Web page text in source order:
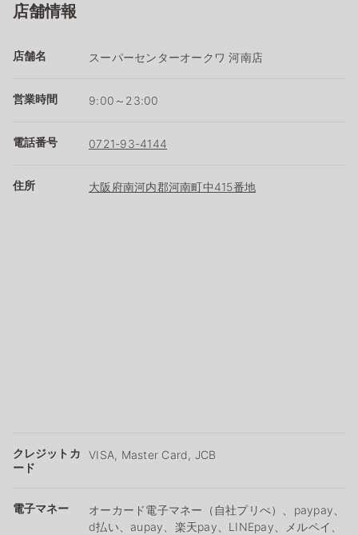
店舗情報
店舗名 スーパーセンターオークワ 河南店
営業時間 9:00～23:00
電話番号 0721-93-4144
住所 大阪府南河内郡河南町中415番地
クレジットカ
ード
VISA, Master Card, JCB
電子マネー
オーカード電子マネー（自社プリぺ）、paypay、
d払い、aupay、楽天pay、LINEpay、メルペイ、